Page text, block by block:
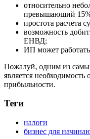
относительно
превышающий
простота расчета
возможность
ЕНВД;
ИП может работать
Пожалуй, одним из
является необходимость
прибыльности.
Теги
налоги
бизнес для